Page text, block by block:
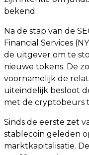
bekend.
Na de stap van de
Financial Services
de uitgever om te
nieuwe tokens. De
voornamelijk de
uiteindelijk besloot
met de cryptobeurs
Sinds de eerste zet
stablecoin geleden
marktkapitalisatie.